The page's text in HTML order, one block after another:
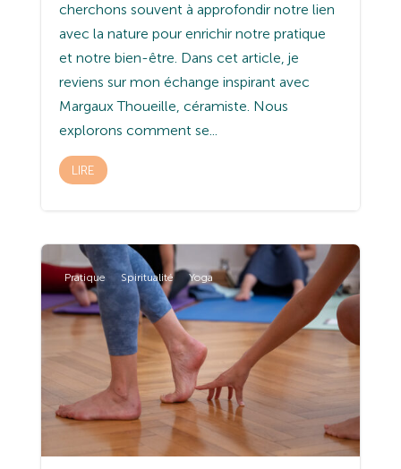
cherchons souvent à approfondir notre lien
avec la nature pour enrichir notre pratique
et notre bien-être. Dans cet article, je
reviens sur mon échange inspirant avec
Margaux Thoueille, céramiste. Nous
explorons comment se...
LIRE
Pratique Spiritualité Yoga